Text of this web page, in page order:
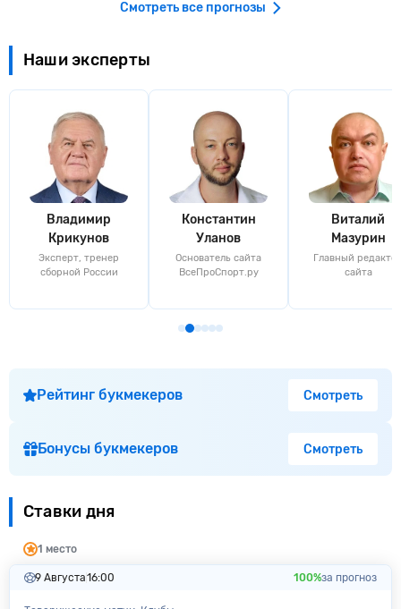
Смотреть все прогнозы
Наши эксперты
Владимир
Крикунов
Эксперт, тренер
сборной России
Константин
Уланов
Основатель сайта
ВсеПроСпорт.ру
Виталий
Мазурин
Главный
сайта
Рейтинг букмекеров Смотреть
Бонусы букмекеров Смотреть
Ставки дня
1 место
9 Августа16:00 100%за прогноз